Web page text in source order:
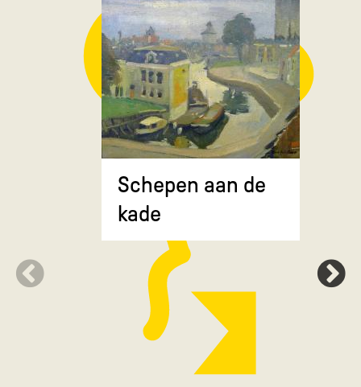
Schepen aan de
kade